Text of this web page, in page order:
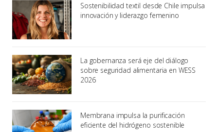
Sostenibilidad textil desde Chile impulsa
innovación y liderazgo femenino
La gobernanza será eje del diálogo
sobre seguridad alimentaria en WESS
2026
Membrana impulsa la purificación
eficiente del hidrógeno sostenible